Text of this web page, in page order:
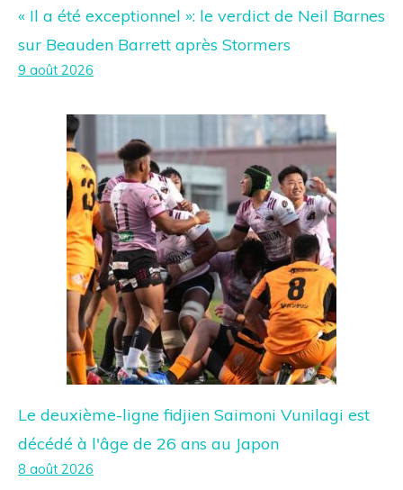
« Il a été exceptionnel »: le verdict de Neil Barnes
sur Beauden Barrett après Stormers
9 août 2026
Le deuxième-ligne fidjien Saimoni Vunilagi est
décédé à l'âge de 26 ans au Japon
8 août 2026